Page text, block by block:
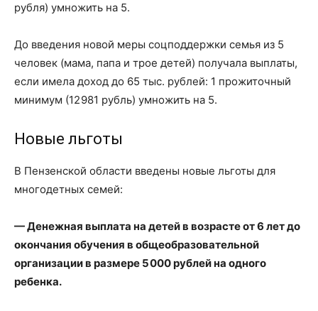
рубля) умножить на 5.
До введения новой меры соцподдержки семья из 5
человек (мама, папа и трое детей) получала выплаты,
если имела доход до 65 тыс. рублей: 1 прожиточный
минимум (12 981 рубль) умножить на 5.
Новые льготы
В Пензенской области введены новые льготы для
многодетных семей:
— Денежная выплата на детей в возрасте от 6 лет до
окончания обучения в общеобразовательной
организации в размере 5 000 рублей на одного
ребенка.